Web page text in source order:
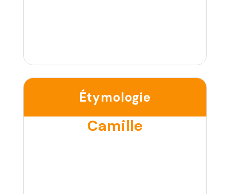
Étymologie
Camille